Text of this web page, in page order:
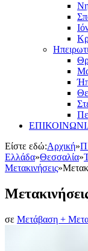
Είστε εδώ:Αρχική»
Ελλάδα»Θεσσαλία»
Μετακινήσεις»
σε Μετάβαση +